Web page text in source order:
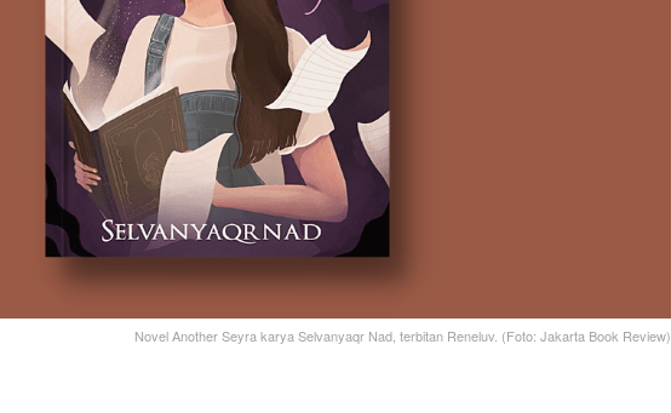
Novel Another Seyra karya Selvanyaqr Nad, terbitan Reneluv. (Foto: Jakarta Book Review)